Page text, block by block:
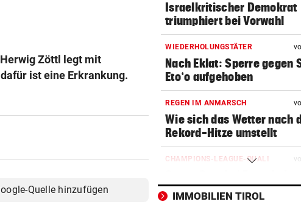
Zöttl legt mit
ist eine Erkrankung.
Quelle hinzufügen
Israelkritischer Demokrat
triumphiert bei Vorwahl
WIEDERHOLUNGSTÄTER
Nach Eklat: Sperre gegen
Eto‘o aufgehoben
REGEN IM ANMARSCH
Wie sich das Wetter nach
Rekord-Hitze umstellt
CHAMPIONS-LEAGUE-QUALI
Istanbul ohne Chance
IMMOBILIEN TIROL